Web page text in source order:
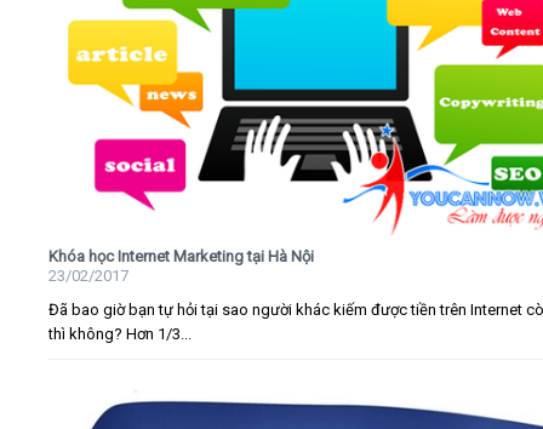
Khóa học Internet Marketing tại Hà Nội
23/02/2017
Đã bao giờ bạn tự hỏi tại sao người khác kiếm được tiền trên Internet
thì không? Hơn 1/3...